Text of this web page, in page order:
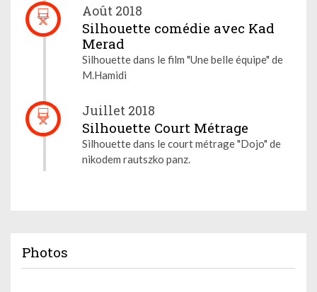
Août 2018
Silhouette comédie avec Kad
Merad
Silhouette dans le film "Une belle équipe" de
M.Hamidi
Juillet 2018
Silhouette Court Métrage
Silhouette dans le court métrage "Dojo" de
nikodem rautszko panz.
Photos